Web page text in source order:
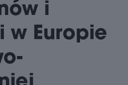
i
w Europie